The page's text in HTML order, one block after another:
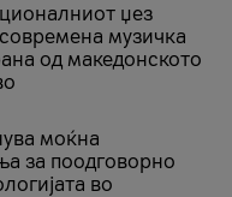
џез
музичка
од македонското
моќна
за поодговорно
во